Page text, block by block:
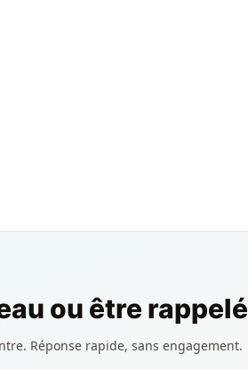
ou être rappelé
Réponse rapide, sans engagement.